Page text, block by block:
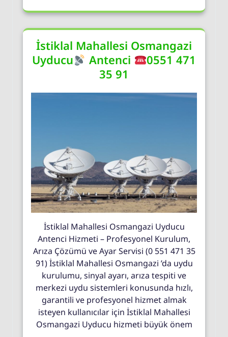
İstiklal Mahallesi Osmangazi
Uyducu
Antenci
0551 471
35 91
İstiklal Mahallesi Osmangazi Uyducu
Antenci Hizmeti – Profesyonel Kurulum,
Arıza Çözümü ve Ayar Servisi (0 551 471 35
91) İstiklal Mahallesi Osmangazi ’da uydu
kurulumu, sinyal ayarı, arıza tespiti ve
merkezi uydu sistemleri konusunda hızlı,
garantili ve profesyonel hizmet almak
isteyen kullanıcılar için İstiklal Mahallesi
Osmangazi Uyducu hizmeti büyük önem